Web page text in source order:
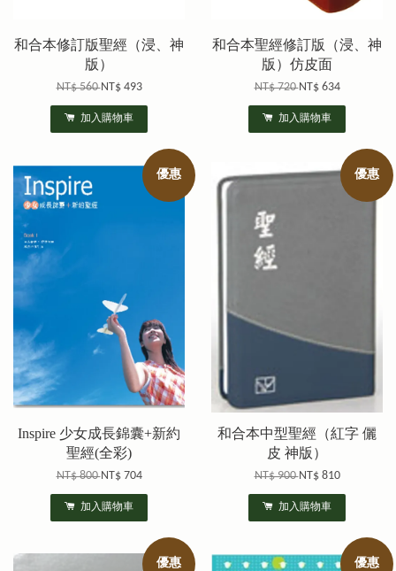
和合本修訂版聖經（浸、神
版）
NT$ 560NT$ 493
加入購物車
和合本聖經修訂版（浸、神
版）仿皮面
NT$ 720NT$ 634
加入購物車
優惠
Inspire 少女成長錦囊+新約
聖經(全彩)
NT$ 800NT$ 704
加入購物車
優惠
和合本中型聖經（紅字 儷
皮 神版）
NT$ 900NT$ 810
加入購物車
優惠 優惠